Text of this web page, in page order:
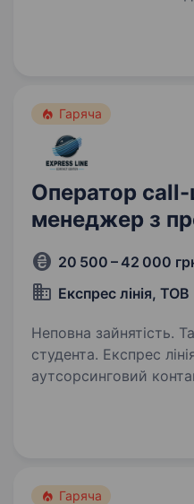
Гаряча
Оператор call-
менеджер з
20 500 – 42 000
Експрес лінія, ТОВ
Неповна зайнятість.
студента. Експрес лінія — міжнародний
аутсорсинговий
Гаряча